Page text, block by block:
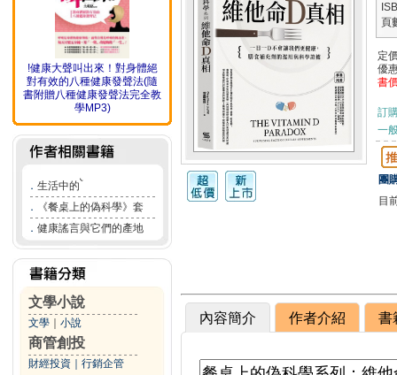
!健康大聲叫出來！對身體絕
對有效的八種健康發聲法(隨
書附贈八種健康發聲法完全教
學MP3)
． 生活中的ࠖ
．
《餐桌上的偽科學》套
． 健康謠言與它們的產地
文學小說
文學 小說
商管創投
財經投資 行銷企管
頁
定
優
書
訂
一
團
目
內容簡介 作者介紹 書